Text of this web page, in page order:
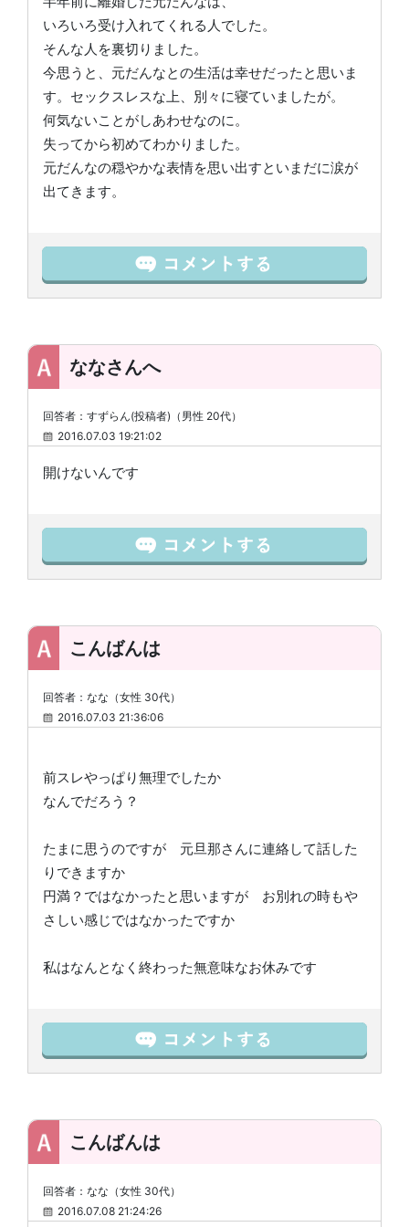
いろいろ受け入れてくれる人でした。
そんな人を裏切りました。
今思うと、元だんなとの生活は幸せだったと思いま
す。セックスレスな上、別々に寝ていましたが。
何気ないことがしあわせなのに。
失ってから初めてわかりました。
元だんなの穏やかな表情を思い出すといまだに涙が
出てきます。
ななさんへ
回答者：すずらん(投稿者)（男性 20代）
2016.07.03 19:21:02
開けないんです
こんばんは
回答者：なな（女性 30代）
2016.07.03 21:36:06
前スレやっぱり無理でしたか
なんでだろう？
たまに思うのですが 元旦那さんに連絡して話した
りできますか
円満？ではなかったと思いますが お別れの時もや
さしい感じではなかったですか
私はなんとなく終わった無意味なお休みです
こんばんは
回答者：なな（女性 30代）
2016.07.08 21:24:26